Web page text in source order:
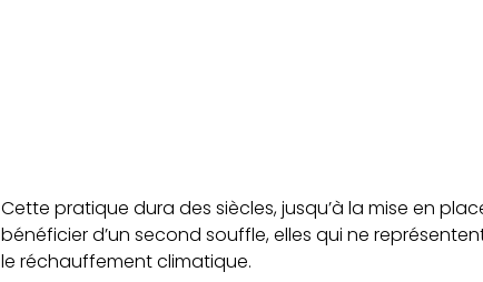
Cette pratique dura des siècles, jusqu’à la mise en
bénéficier d’un second souffle, elles qui ne
le réchauffement climatique.